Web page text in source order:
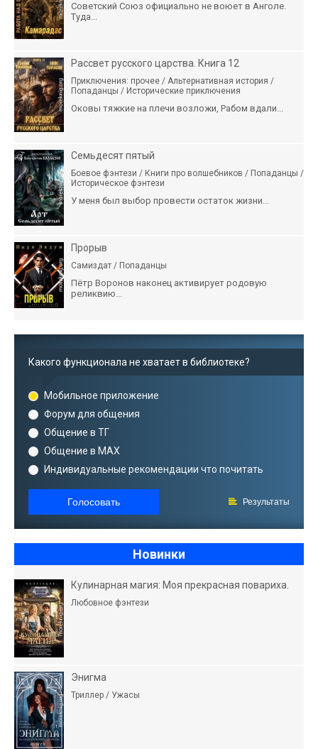
Советский Союз официально не воюет в Анголе.
Туда...
Рассвет русского царства. Книга 12
Приключения: прочее / Альтернативная история /
Попаданцы / Исторические приключения
Оковы тяжкие на плечи возложи, Рабом вдали...
Семьдесят пятый
Боевое фэнтези / Книги про волшебников / Попаданцы /
Историческое фэнтези
У меня был выбор провести остаток жизни...
Прорыв
Самиздат / Попаданцы
Пётр Воронов наконец активирует родовую
реликвию...
Какого функционала не хватает в библиотеке?
Мобильное приложение
Форум для общения
Общение в ТГ
Общение в MAX
Индивидуальные рекомендации что почитать
Голосовать Результаты
Новинки
Кулинарная магия: Моя прекрасная повариха.
Любовное фэнтези
Энигма
Триллер / Ужасы